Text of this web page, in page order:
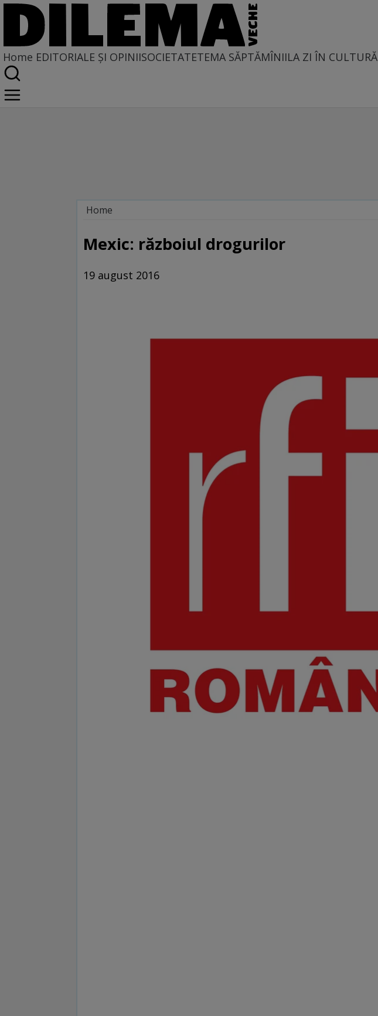
Home EDITORIALE ȘI OPINIISOCIETATETEMA SĂPTĂMÎNIILA ZI ÎN CULTURĂ
Home
Știrile RFI
Mexic: războiul drogurilor
19 august 2016